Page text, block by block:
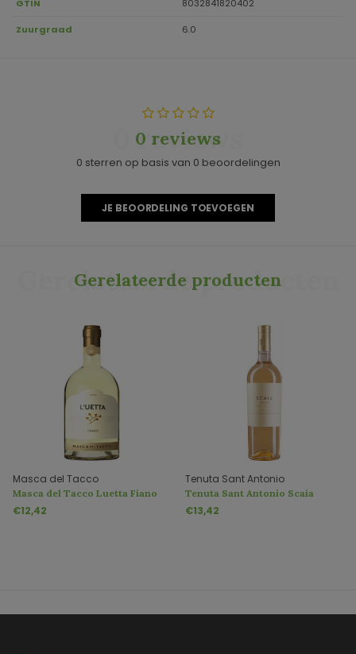
GTIN 8032841820402
Zuurgraad 6.0
0 reviews
0 reviews
0 sterren op basis van 0 beoordelingen
JE BEOORDELING TOEVOEGEN
Gerelateerde producten
Gerelateerde producten
Masca del Tacco
Masca del Tacco Luetta Fiano
€12,42
Tenuta Sant Antonio
Tenuta Sant Antonio Scaia
Rosato
€13,42